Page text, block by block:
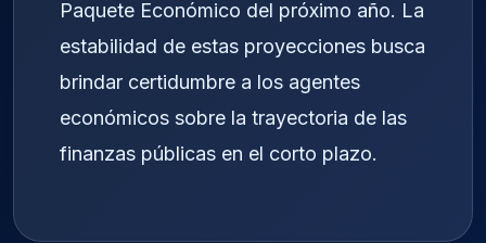
Paquete Económico del próximo año. La
estabilidad de estas proyecciones busca
brindar certidumbre a los agentes
económicos sobre la trayectoria de las
finanzas públicas en el corto plazo.